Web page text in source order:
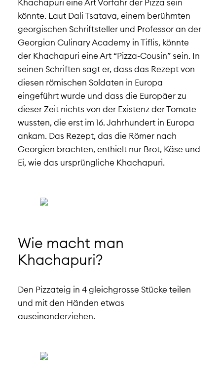
könnte. Laut Dali Tsatava, einem berühmten
georgischen Schriftsteller und Professor an der
Georgian Culinary Academy in Tiflis, könnte
der Khachapuri eine Art “Pizza-Cousin” sein. In
seinen Schriften sagt er, dass das Rezept von
diesen römischen Soldaten in Europa
eingeführt wurde und dass die Europäer zu
dieser Zeit nichts von der Existenz der Tomate
wussten, die erst im 16. Jahrhundert in Europa
ankam. Das Rezept, das die Römer nach
Georgien brachten, enthielt nur Brot, Käse und
Ei, wie das ursprüngliche Khachapuri.
Wie macht man
Khachapuri?
Den Pizzateig in 4 gleichgrosse Stücke teilen
und mit den Händen etwas
auseinanderziehen.